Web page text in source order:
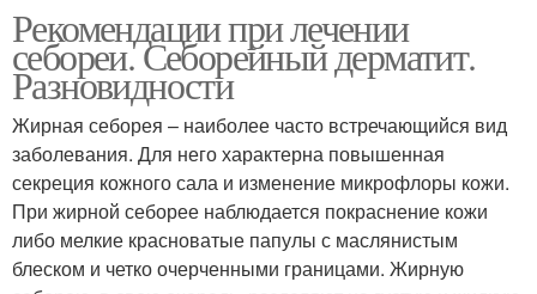
Рекомендации при лечении
себореи. Себорейный дерматит.
Разновидности
Жирная себорея – наиболее часто встречающийся вид
заболевания. Для него характерна повышенная
секреция кожного сала и изменение микрофлоры кожи.
При жирной себорее наблюдается покраснение кожи
либо мелкие красноватые папулы с маслянистым
блеском и четко очерченными границами. Жирную